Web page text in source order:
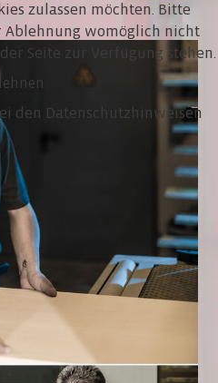
zulassen möchten. Bitte
Ablehnung womöglich nicht
Seite zur Verfügung stehen.
den Datenschutzhinweisen